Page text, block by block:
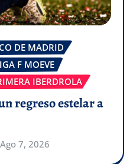
DE MADRID
F MOEVE
IBERDROLA
regreso estelar a
Ago 7, 2026